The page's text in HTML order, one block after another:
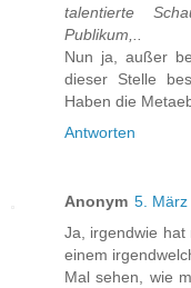
talentierte
Publikum,..
Nun ja, außer
dieser Stelle
Haben die
Antworten
Anonym 5.
Ja, irgendwie hat
einem
Mal sehen, wie